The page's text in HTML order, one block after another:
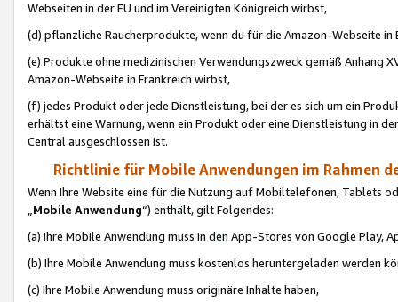
Webseiten in der EU und im Vereinigten Königreich wirbst,
(d) pflanzliche Raucherprodukte, wenn du für die Amazon-Webseite in
(e) Produkte ohne medizinischen Verwendungszweck gemäß Anhang
Amazon-Webseite in Frankreich wirbst,
(f) jedes Produkt oder jede Dienstleistung, bei der es sich um ein
erhältst eine Warnung, wenn ein Produkt oder eine Dienstleistung in
Central ausgeschlossen ist.
Richtlinie für Mobile Anwendungen im Rahmen
Wenn Ihre Website eine für die Nutzung auf Mobiltelefonen, Tablets
„Mobile Anwendung“) enthält, gilt Folgendes:
(a) Ihre Mobile Anwendung muss in den App-Stores von Google Play,
(b) Ihre Mobile Anwendung muss kostenlos heruntergeladen werden
(c) Ihre Mobile Anwendung muss originäre Inhalte haben,